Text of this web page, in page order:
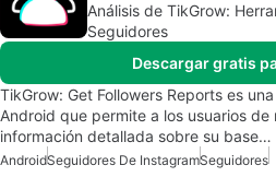
Análisis de TikGrow:
Seguidores
Descargar gratis
TikGrow: Get Followers Reports es
Android que permite a los usuarios
información detallada sobre su base…
AndroidSeguidores De InstagramSeguidores